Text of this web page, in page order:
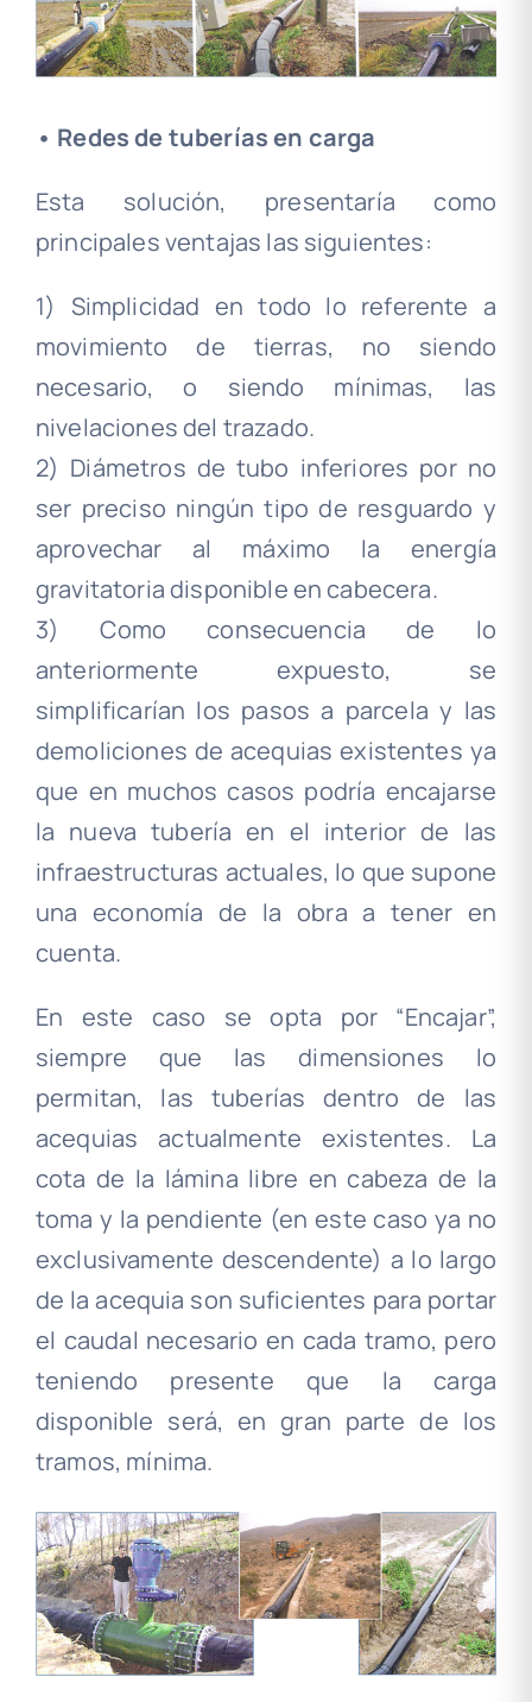
• Redes de tuberías en carga
Esta solución, presentaría como
principales ventajas las siguientes:
1) Simplicidad en todo lo referente a
movimiento de tierras, no siendo
necesario, o siendo mínimas, las
nivelaciones del trazado.
2) Diámetros de tubo inferiores por no
ser preciso ningún tipo de resguardo y
aprovechar al máximo la energía
gravitatoria disponible en cabecera.
3) Como consecuencia de lo
anteriormente expuesto, se
simplificarían los pasos a parcela y las
demoliciones de acequias existentes ya
que en muchos casos podría encajarse
la nueva tubería en el interior de las
infraestructuras actuales, lo que supone
una economía de la obra a tener en
cuenta.
En este caso se opta por “Encajar”,
siempre que las dimensiones lo
permitan, las tuberías dentro de las
acequias actualmente existentes. La
cota de la lámina libre en cabeza de la
toma y la pendiente (en este caso ya no
exclusivamente descendente) a lo largo
de la acequia son suficientes para portar
el caudal necesario en cada tramo, pero
teniendo presente que la carga
disponible será, en gran parte de los
tramos, mínima.